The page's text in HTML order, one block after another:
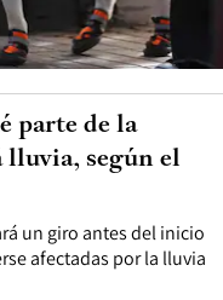
un giro antes del inicio
afectadas por la lluvia
parte de la
según el